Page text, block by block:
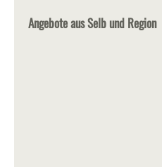
Angebote aus Selb und Region